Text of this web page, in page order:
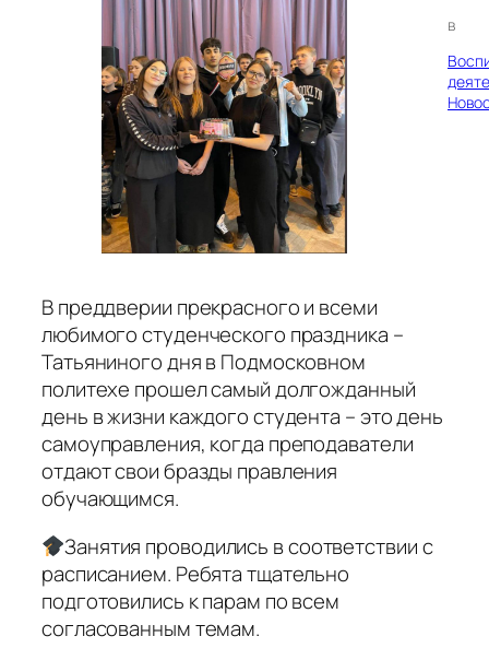
в
В преддверии прекрасного и всеми
любимого студенческого праздника –
Татьяниного дня в Подмосковном
политехе прошел самый долгожданный
день в жизни каждого студента – это день
самоуправления, когда преподаватели
отдают свои бразды правления
обучающимся.
Занятия проводились в соответствии с
расписанием. Ребята тщательно
подготовились к парам по всем
согласованным темам.